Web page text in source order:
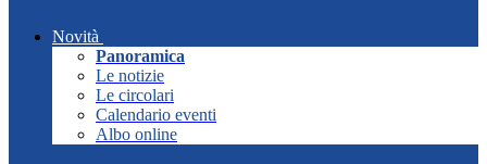
Novità
Panoramica
Le notizie
Le circolari
Calendario eventi
Albo online